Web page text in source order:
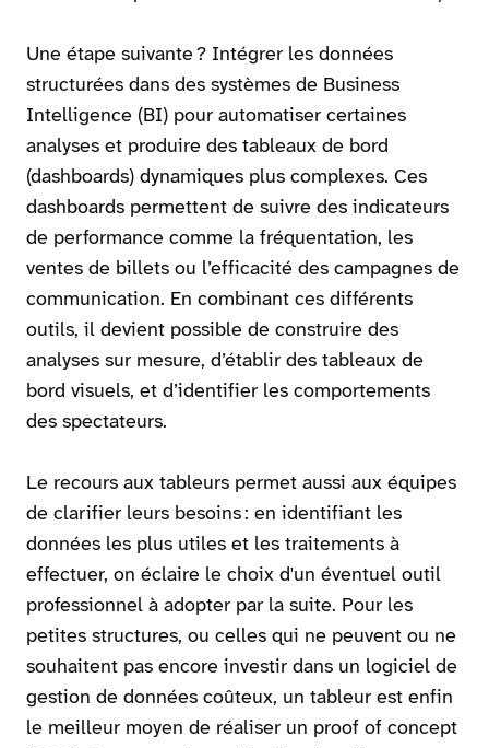
Une étape suivante ? Intégrer les données
structurées dans des systèmes de Business
Intelligence (BI) pour automatiser certaines
analyses et produire des tableaux de bord
(dashboards) dynamiques plus complexes. Ces
dashboards permettent de suivre des indicateurs
de performance comme la fréquentation, les
ventes de billets ou l’efficacité des campagnes de
communication. En combinant ces différents
outils, il devient possible de construire des
analyses sur mesure, d’établir des tableaux de
bord visuels, et d’identifier les comportements
des spectateurs.
Le recours aux tableurs permet aussi aux équipes
de clarifier leurs besoins : en identifiant les
données les plus utiles et les traitements à
effectuer, on éclaire le choix d'un éventuel outil
professionnel à adopter par la suite. Pour les
petites structures, ou celles qui ne peuvent ou ne
souhaitent pas encore investir dans un logiciel de
gestion de données coûteux, un tableur est enfin
le meilleur moyen de réaliser un proof of concept